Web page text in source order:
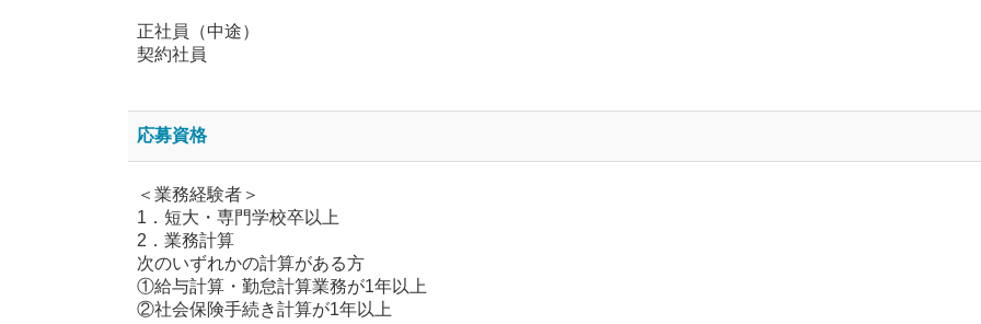
正社員（中途）
契約社員
応募資格
＜業務経験者＞
1．短大・専門学校卒以上
2．業務計算
次のいずれかの計算がある方
①給与計算・勤怠計算業務が1年以上
②社会保険手続き計算が1年以上